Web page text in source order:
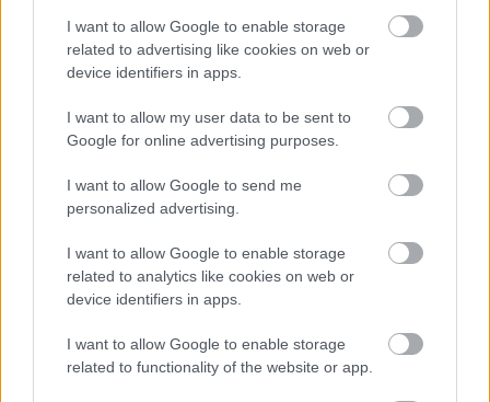
I want to allow Google to enable storage
related to advertising like cookies on web or
device identifiers in apps.
I want to allow my user data to be sent to
Google for online advertising purposes.
I want to allow Google to send me
personalized advertising.
I want to allow Google to enable storage
related to analytics like cookies on web or
device identifiers in apps.
I want to allow Google to enable storage
related to functionality of the website or app.
στο Αιγαίο: Γιατί προτιμούν τα ελληνικά νησιά